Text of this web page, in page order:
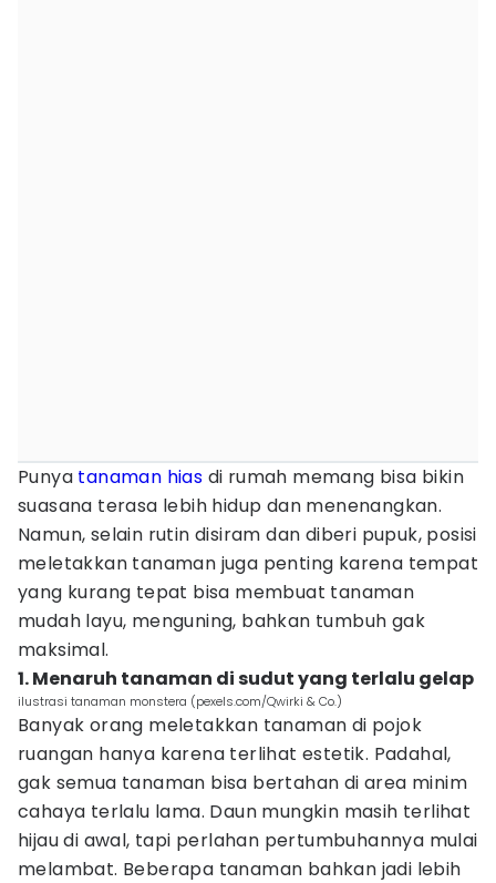
Punya tanaman hias di rumah memang bisa bikin
suasana terasa lebih hidup dan menenangkan.
Namun, selain rutin disiram dan diberi pupuk, posisi
meletakkan tanaman juga penting karena tempat
yang kurang tepat bisa membuat tanaman
mudah layu, menguning, bahkan tumbuh gak
maksimal.
1. Menaruh tanaman di sudut yang terlalu gelap
ilustrasi tanaman monstera (pexels.com/Qwirki & Co.)
Banyak orang meletakkan tanaman di pojok
ruangan hanya karena terlihat estetik. Padahal,
gak semua tanaman bisa bertahan di area minim
cahaya terlalu lama. Daun mungkin masih terlihat
hijau di awal, tapi perlahan pertumbuhannya mulai
melambat. Beberapa tanaman bahkan jadi lebih